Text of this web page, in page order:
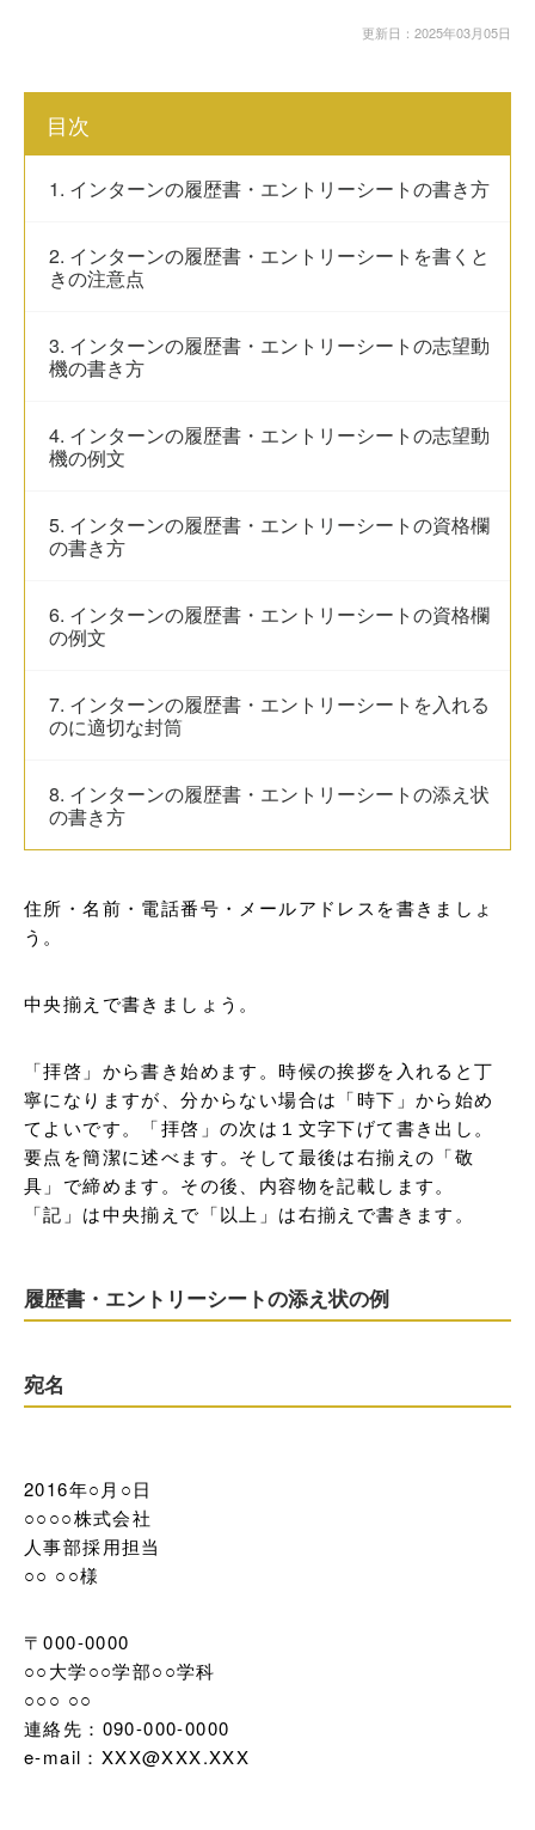
更新日：2025年03月05日
目次
1. インターンの履歴書・エントリーシートの書き方
2. インターンの履歴書・エントリーシートを書くと
きの注意点
3. インターンの履歴書・エントリーシートの志望動
機の書き方
4. インターンの履歴書・エントリーシートの志望動
機の例文
5. インターンの履歴書・エントリーシートの資格欄
の書き方
6. インターンの履歴書・エントリーシートの資格欄
の例文
7. インターンの履歴書・エントリーシートを入れる
のに適切な封筒
8. インターンの履歴書・エントリーシートの添え状
の書き方
住所・名前・電話番号・メールアドレスを書きましょ
う。
中央揃えで書きましょう。
「拝啓」から書き始めます。時候の挨拶を入れると丁
寧になりますが、分からない場合は「時下」から始め
てよいです。「拝啓」の次は１文字下げて書き出し。
要点を簡潔に述べます。そして最後は右揃えの「敬
具」で締めます。その後、内容物を記載します。
「記」は中央揃えで「以上」は右揃えで書きます。
履歴書・エントリーシートの添え状の例
宛名
2016年○月○日
○○○○株式会社
人事部採用担当
○○ ○○様
〒000-0000
○○大学○○学部○○学科
○○○ ○○
連絡先：090-000-0000
e-mail：XXX@XXX.XXX